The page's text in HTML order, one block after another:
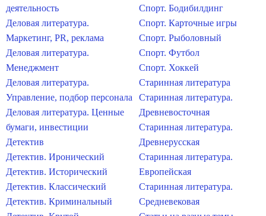
деятельность
Деловая литература.
Маркетинг, PR, реклама
Деловая литература.
Менеджмент
Деловая литература.
Управление, подбор персонала
Деловая литература. Ценные
бумаги, инвестиции
Детектив
Детектив. Иронический
Детектив. Исторический
Детектив. Классический
Детектив. Криминальный
Спорт. Бодибилдинг
Спорт. Карточные игры
Спорт. Рыболовный
Спорт. Футбол
Спорт. Хоккей
Старинная литература
Старинная литература.
Древневосточная
Старинная литература.
Древнерусская
Старинная литература.
Европейская
Старинная литература.
Средневековая